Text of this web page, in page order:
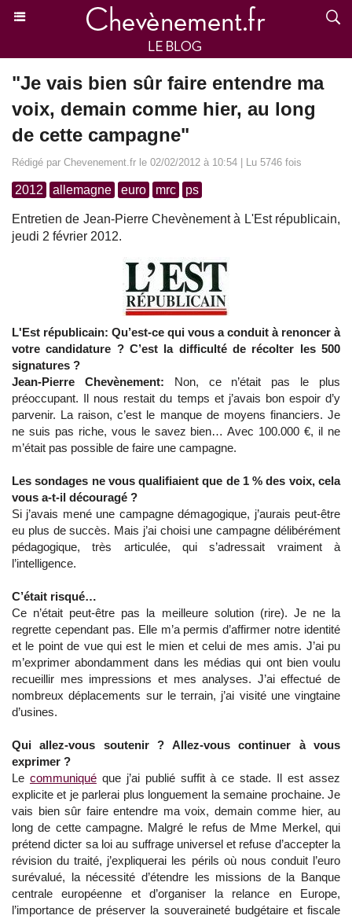
"Je vais bien sûr faire entendre ma
voix, demain comme hier, au long
de cette campagne"
Rédigé par Chevenement.fr le 02/02/2012 à 10:54 | Lu 5746 fois
2012 allemagne euro mrc ps
Entretien de Jean-Pierre Chevènement à L'Est républicain,
jeudi 2 février 2012.
L'Est républicain: Qu’est-ce qui vous a conduit à renoncer à
votre candidature ? C’est la difficulté de récolter les 500
signatures ?
Jean-Pierre Chevènement: Non, ce n’était pas le plus
préoccupant. Il nous restait du temps et j’avais bon espoir d’y
parvenir. La raison, c’est le manque de moyens financiers. Je
ne suis pas riche, vous le savez bien… Avec 100.000 €, il ne
m’était pas possible de faire une campagne.
Les sondages ne vous qualifiaient que de 1 % des voix, cela
vous a-t-il découragé ?
Si j’avais mené une campagne démagogique, j’aurais peut-être
eu plus de succès. Mais j’ai choisi une campagne délibérément
pédagogique, très articulée, qui s’adressait vraiment à
l’intelligence.
C’était risqué…
Ce n’était peut-être pas la meilleure solution (rire). Je ne la
regrette cependant pas. Elle m’a permis d’affirmer notre identité
et le point de vue qui est le mien et celui de mes amis. J’ai pu
m’exprimer abondamment dans les médias qui ont bien voulu
recueillir mes impressions et mes analyses. J’ai effectué de
nombreux déplacements sur le terrain, j’ai visité une vingtaine
d’usines.
Qui allez-vous soutenir ? Allez-vous continuer à vous
exprimer ?
Le communiquéque j’ai publié suffit à ce stade. Il est assez
explicite et je parlerai plus longuement la semaine prochaine. Je
vais bien sûr faire entendre ma voix, demain comme hier, au
long de cette campagne. Malgré le refus de Mme Merkel, qui
prétend dicter sa loi au suffrage universel et refuse d’accepter la
révision du traité, j’expliquerai les périls où nous conduit l’euro
surévalué, la nécessité d’étendre les missions de la Banque
centrale européenne et d’organiser la relance en Europe,
l’importance de préserver la souveraineté budgétaire et fiscale